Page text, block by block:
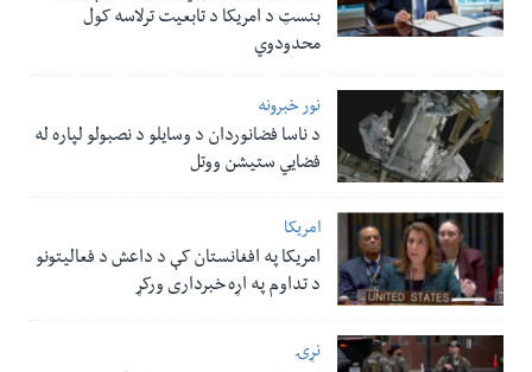
بنسټ د امریکا د تابعیت ترلاسه کول
محدودوي
نور خبرونه
د ناسا فضانوردان د وسایلو د نصبولو لپاره له
فضایي ستیشن ووتل
امریکا
امریکا په افغانستان کې د داعش د فعالیتونو
د تداوم په اړه خبرداری ورکړ
نړۍ